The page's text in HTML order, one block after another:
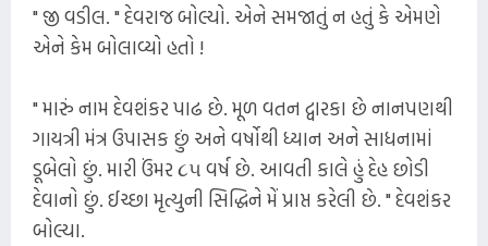
" જી વડીલ. " દેવરાજ બોલ્યો. એને સમજાતું ન હતું કે એમણે
એને કેમ બોલાવ્યો હતો !
" મારું નામ દેવશંકર પાઢ છે. મૂળ વતન દ્વારકા છે નાનપણથી
ગાયત્રી મંત્ર ઉપાસક છું અને વર્ષોથી ધ્યાન અને સાધનામાં
ડૂબેલો છું. મારી ઉંમર ૮૫ વર્ષ છે. આવતી કાલે હું દેહ છોડી
દેવાનો છું. ઈચ્છા મૃત્યુની સિદ્ધિને મેં પ્રાપ્ત કરેલી છે. " દેવશંકર
બોલ્યા.